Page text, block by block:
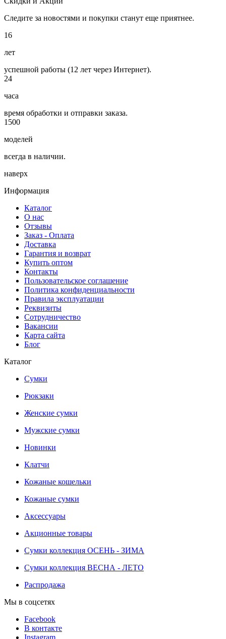
Следите за новостями и покупки станут еще приятнее.
16
лет
успешной работы (12 лет через Интернет).
24
часа
время обработки и отправки заказа.
1500
моделей
всегда в наличии.
наверх
Информация
Каталог
О нас
Отзывы
Заказ - Оплата
Доставка
Гарантия и возврат
Купить оптом
Контакты
Пользовательское соглашение
Политика конфиденциальности
Правила эксплуатации
Реквизиты
Сотрудничество
Вакансии
Карта сайта
Блог
Каталог
Сумки
Рюкзаки
Женские сумки
Мужские сумки
Новинки
Клатчи
Кожаные кошельки
Кожаные сумки
Аксессуары
Акционные товары
Сумки коллекция ОСЕНЬ - ЗИМА
Сумки коллекция ВЕСНА - ЛЕТО
Распродажа
Мы в соцсетях
Facebook
В контакте
Instagram